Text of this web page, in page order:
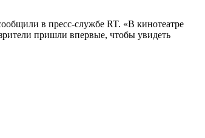
в пресс-службе RT. «В кинотеатре
пришли впервые, чтобы увидеть